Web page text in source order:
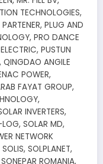
TECHNOLOGIES,
PLUG AND
PRO DANCE
PUSTUN
ANGILE
POWER,
FAYAT GROUP,
INVERTERS,
SOLAR MD,
NETWORK
SOLPLANET,
ROMANIA,